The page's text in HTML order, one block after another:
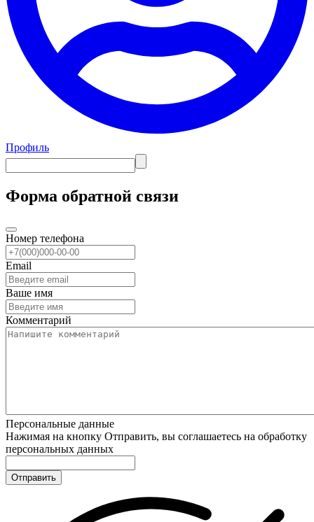
Профиль
Форма обратной связи
Номер телефона
Email
Ваше имя
Комментарий
Персональные данные
Нажимая на кнопку Отправить, вы соглашаетесь на обработку
персональных данных
Отправить